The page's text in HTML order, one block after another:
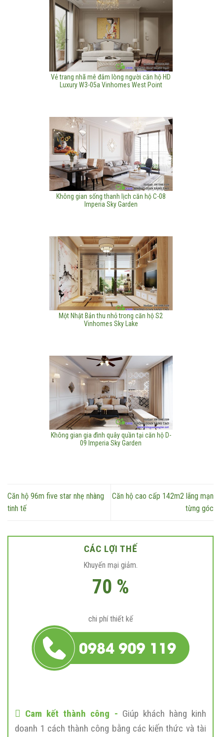
Vẻ trang nhã mê đắm lòng người căn hộ HD
Luxury W3-05a Vinhomes West Point
Không gian sống thanh lịch căn hộ C-08
Imperia Sky Garden
Một Nhật Bản thu nhỏ trong căn hộ S2
Vinhomes Sky Lake
Không gian gia đình quây quần tại căn hộ D-
09 Imperia Sky Garden
Căn hộ 96m five star nhẹ nhàng
tinh tế
Căn hộ cao cấp 142m2 lãng mạn
từng góc
CÁC LỢI THẾ
Khuyến mại giảm.
70 %
chi phí thiết kế
Cam kết thành công - Giúp khách hàng kinh
doanh 1 cách thành công bằng các kiến thức và tài